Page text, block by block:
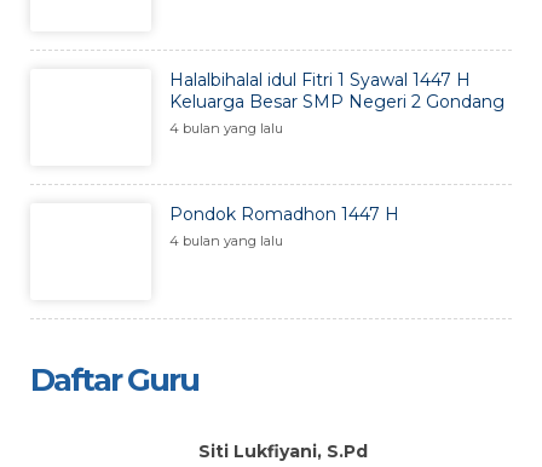
Halalbihalal idul Fitri 1 Syawal 1447 H
Keluarga Besar SMP Negeri 2 Gondang
4 bulan yang lalu
Pondok Romadhon 1447 H
4 bulan yang lalu
Daftar Guru
Siti Lukfiyani, S.Pd